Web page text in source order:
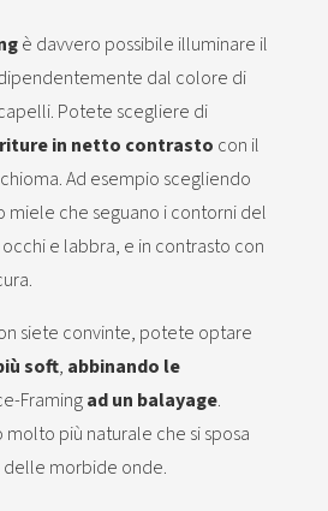
è davvero possibile illuminare il
dal colore di
Potete scegliere di
in netto contrasto con il
Ad esempio scegliendo
miele che seguano i contorni del
e labbra, e in contrasto con
siete convinte, potete optare
soft, abbinando le
Framingad un balayage.
più naturale che si sposa
morbide onde.